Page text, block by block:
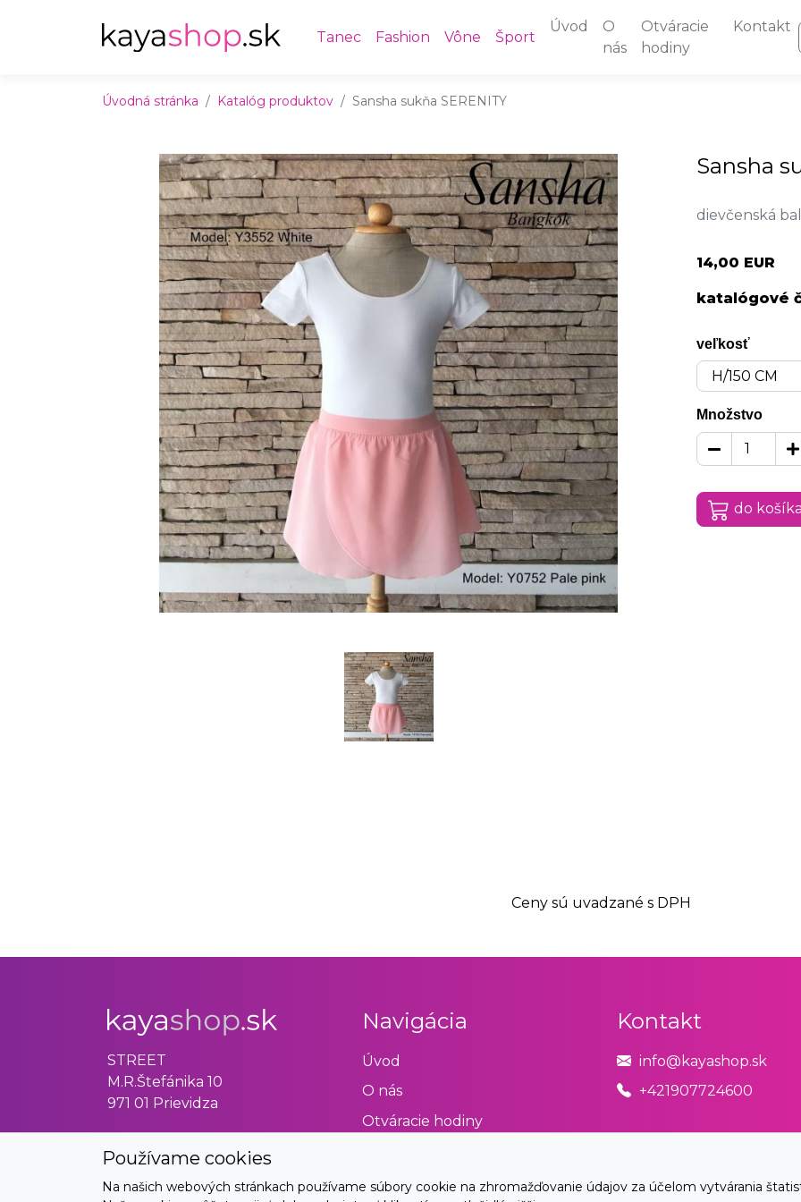
Tanec
Fashion Vône Šport
Úvod
O
nás
Otváracie
hodiny
Kontakt
Úvodná stránka Katalóg produktov Sansha sukňa SERENITY
Sansha
dievčenská
14,00 EUR
katalógové
veľkosť
Množstvo
do
Ceny sú uvadzané s DPH
Používame cookies
Na našich webových stránkach používame súbory cookie na zhromažďovanie údajov za účelom vytvárania
STREET
M.R.Štefánika 10
971 01 Prievidza
Navigácia
Úvod
O nás
Otváracie hodiny
Odstúpiť od zmluvy tu
Kontakt
info@kayashop.sk
+421907724600